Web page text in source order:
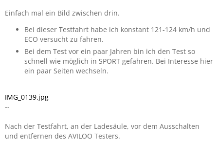
Einfach mal ein Bild zwischen drin.
Bei dieser Testfahrt habe ich konstant 121-124 km/h und
ECO versucht zu fahren.
Bei dem Test vor ein paar Jahren bin ich den Test so
schnell wie möglich in SPORT gefahren. Bei Interesse hier
ein paar Seiten wechseln.
IMG_0139.jpg
--
Nach der Testfahrt, an der Ladesäule, vor dem Ausschalten
und entfernen des AVILOO Testers.